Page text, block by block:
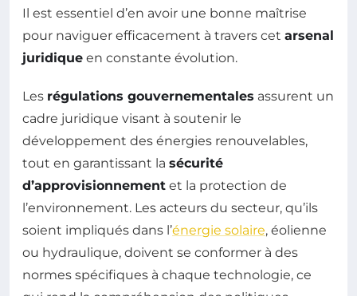
Il est essentiel d’en avoir une bonne maîtrise
pour naviguer efficacement à travers cet arsenal
juridique en constante évolution.
Les régulations gouvernementales assurent un
cadre juridique visant à soutenir le
développement des énergies renouvelables,
tout en garantissant la sécurité
d’approvisionnement et la protection de
l’environnement. Les acteurs du secteur, qu’ils
soient impliqués dans l’énergie solaire, éolienne
ou hydraulique, doivent se conformer à des
normes spécifiques à chaque technologie, ce